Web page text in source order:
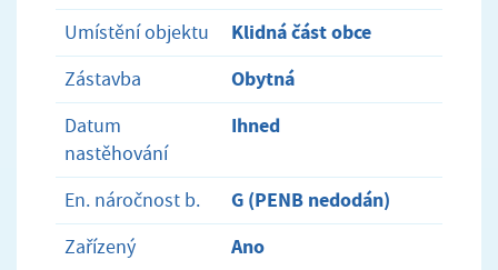
Umístění objektu Klidná část obce
Zástavba Obytná
Datum
nastěhování
Ihned
En. náročnost b. G (PENB nedodán)
Zařízený Ano